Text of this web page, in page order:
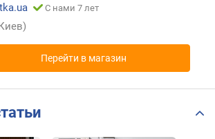
С нами 7 лет
Перейти в магазин